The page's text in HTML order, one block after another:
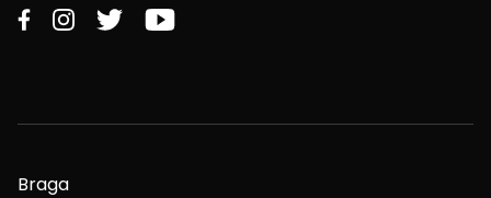
Braga